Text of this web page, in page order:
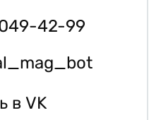
42-99
в VK